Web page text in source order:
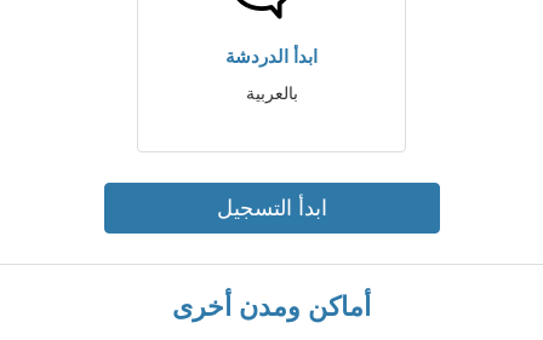
ابدأ الدردشة
بالعربية
ابدأ التسجيل
أماكن ومدن أخرى